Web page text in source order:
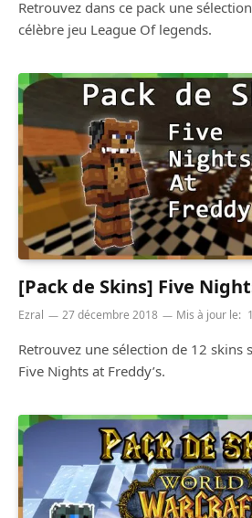
Retrouvez dans ce pack une
célèbre jeu League Of legends.
[Pack de Skins] Five
Ezral 27 décembre 2018 Mis à jour le:
Retrouvez une sélection de 12 skins
Five Nights at Freddy’s.